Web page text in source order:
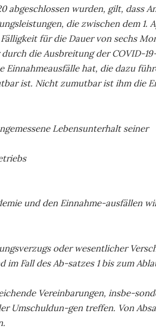
abgeschlossen wurden, gilt, dass
die zwischen dem 1.
für die Dauer von sechs
die Ausbreitung der COVID-
hat, die dazu
ist. Nicht zumutbar ist ihm die
Lebensunterhalt seiner
und den Einnahme-ausfällen
oder wesentlicher
Fall des Ab-satzes 1 bis zum
Vereinbarungen, insbe-
Umschuldun-gen treffen. Von